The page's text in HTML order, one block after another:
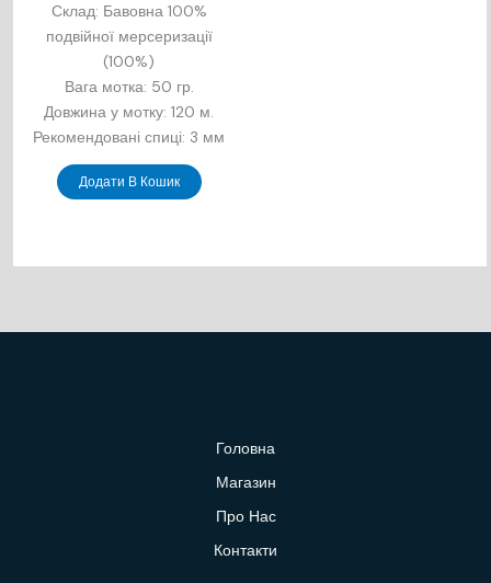
Склад: Бавовна 100%
подвійної мерсеризації
(100%)
Вага мотка: 50 гр.
Довжина у мотку: 120 м.
Рекомендовані спиці: 3 мм
Додати В Кошик
Головна
Магазин
Про Нас
Контакти